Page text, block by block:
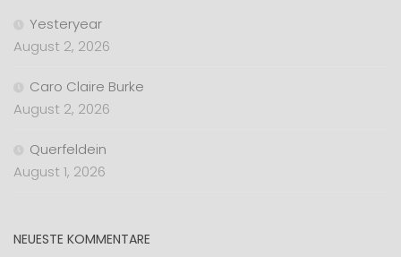
Yesteryear
August 2, 2026
Caro Claire Burke
August 2, 2026
Querfeldein
August 1, 2026
NEUESTE KOMMENTARE